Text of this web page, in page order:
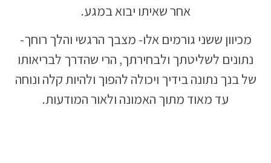
אחר שאיתו יבוא במגע.
מכיוון ששני גורמים אלו- מצבך הרגשי והלך רוחך-
נתונים לשליטתך ולבחירתך, הרי שהדרך לבריאותו
של בנך נתונה בידיך ויכולה להפוך ולהיות קלה ונוחה
עד מאוד מתוך האמונה ולאור המודעות.